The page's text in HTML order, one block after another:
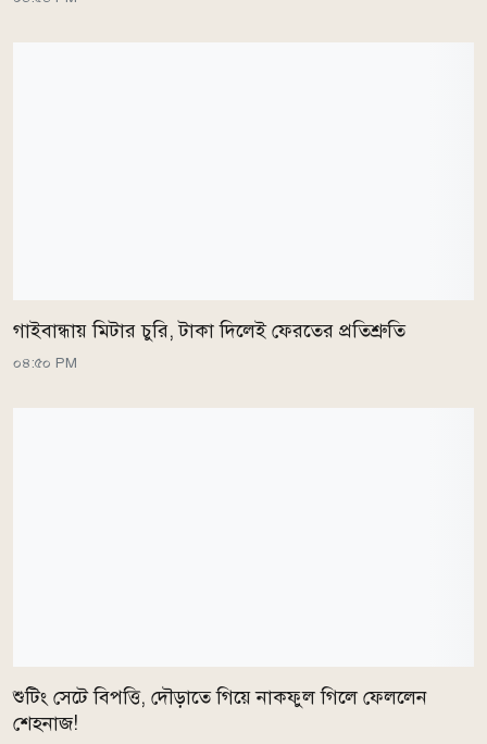
গাইবান্ধায় মিটার চুরি, টাকা দিলেই ফেরতের প্রতিশ্রুতি
০৪:৫০ PM
শুটিং সেটে বিপত্তি, দৌড়াতে গিয়ে নাকফুল গিলে ফেললেন
শেহনাজ!